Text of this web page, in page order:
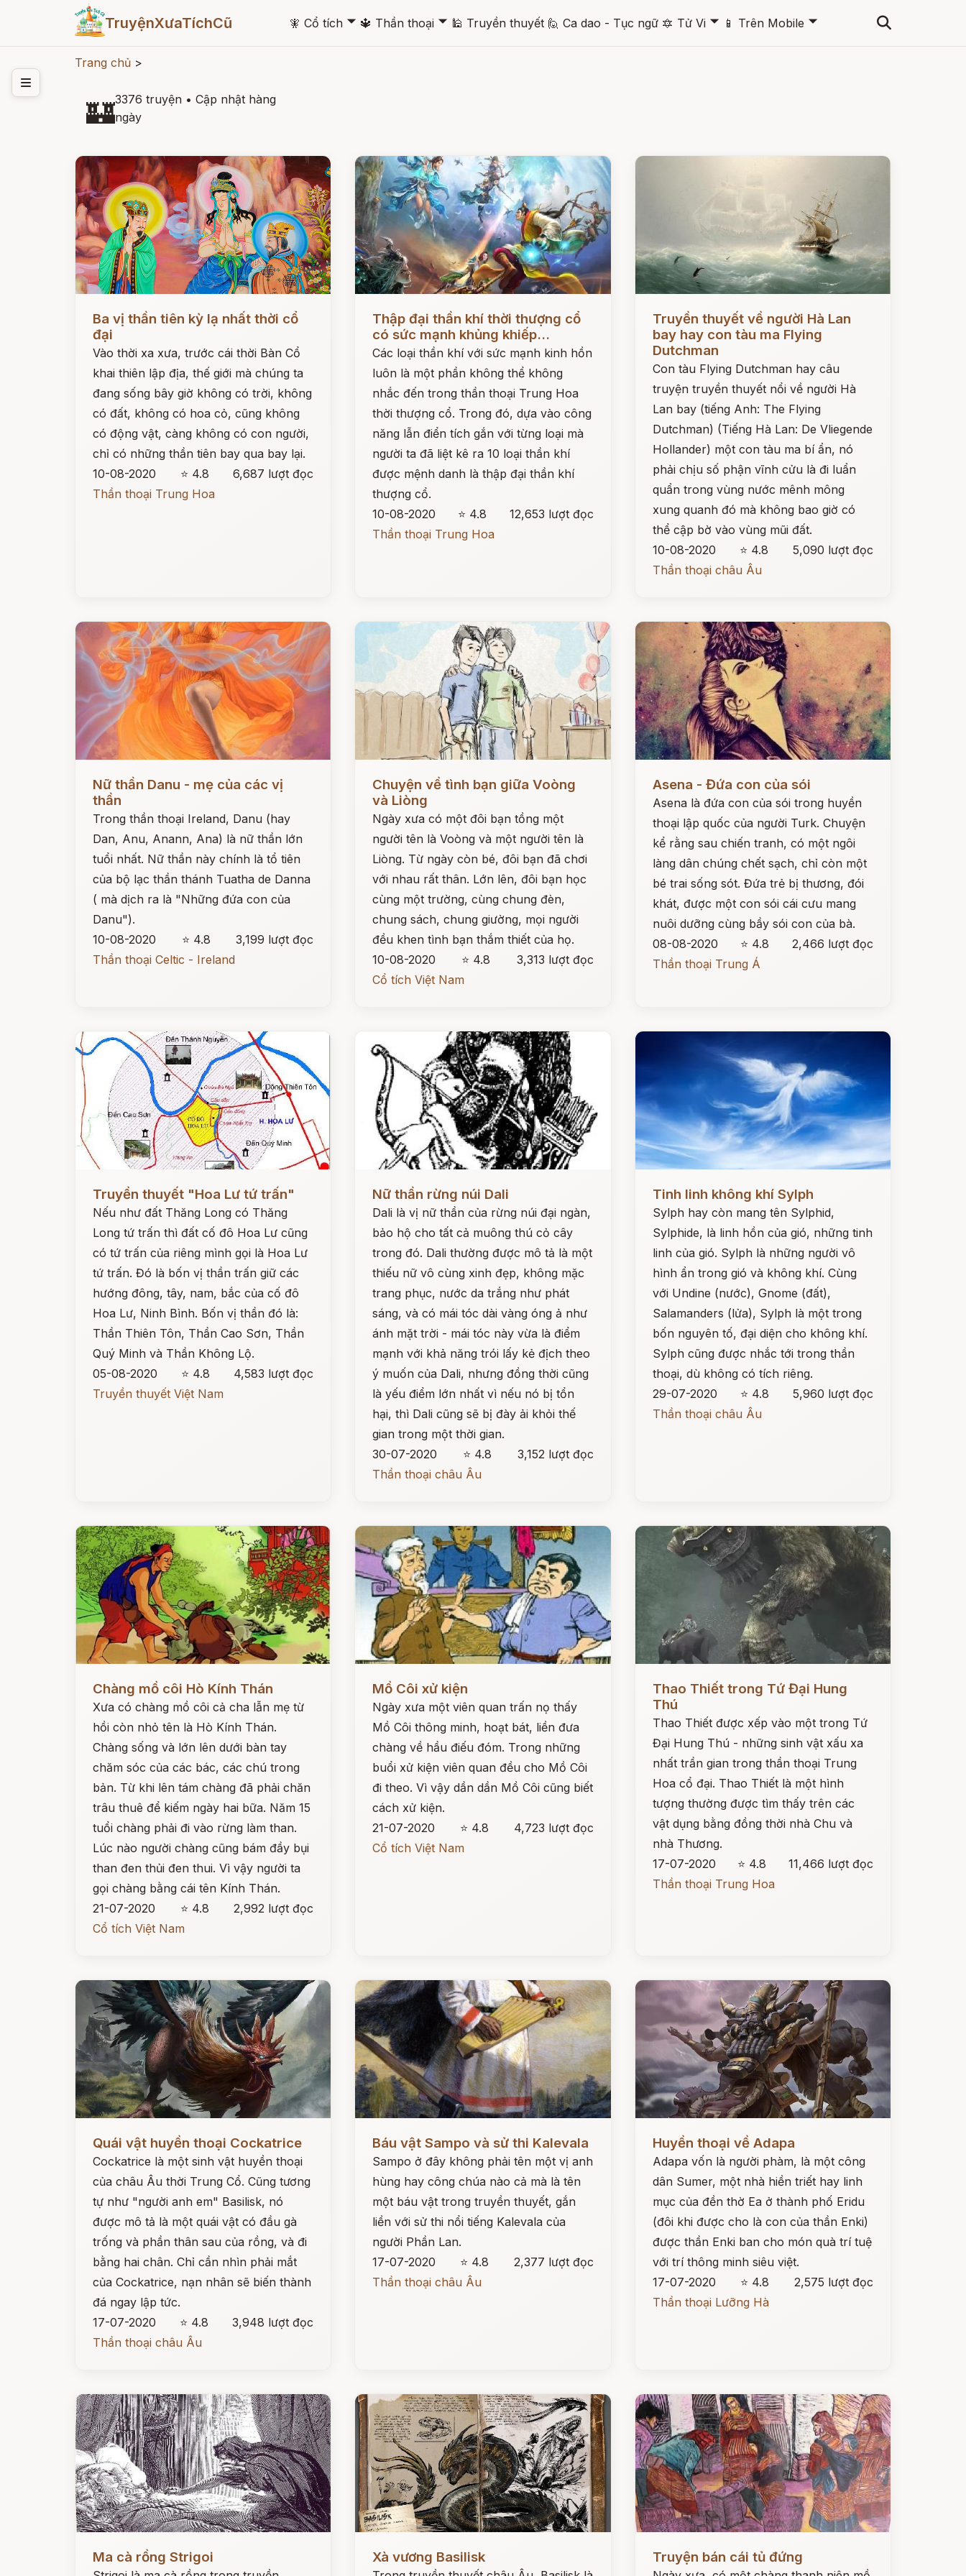
TruyệnXưaTíchCũ 🧚 Cổ tích 🞃 🔱 Thần thoại 🞃 🕌 Truyền thuyết 🙋 Ca dao - Tục ngữ 🔯 Tử Vi 🞃 📱 Trên Mobile 🞃
Trang chủ >
🏰3376 truyện • Cập nhật hàng
ngày
Ba vị thần tiên kỳ lạ nhất thời cổ
đại
Vào thời xa xưa, trước cái thời Bàn Cổ
khai thiên lập địa, thế giới mà chúng ta
đang sống bây giờ không có trời, không
có đất, không có hoa cỏ, cũng không
có động vật, càng không có con người,
chỉ có những thần tiên bay qua bay lại.
10-08-2020
⭐ 4.8
6,687 lượt đọc
Thần thoại Trung Hoa
Thập đại thần khí thời thượng cổ
có sức mạnh khủng khiếp...
Các loại thần khí với sức mạnh kinh hồn
luôn là một phần không thể không
nhắc đến trong thần thoại Trung Hoa
thời thượng cổ. Trong đó, dựa vào công
năng lẫn điển tích gắn với từng loại mà
người ta đã liệt kê ra 10 loại thần khí
được mệnh danh là thập đại thần khí
thượng cổ.
10-08-2020
⭐ 4.8
12,653 lượt đọc
Thần thoại Trung Hoa
Đọc ngay
Truyền thuyết về người Hà Lan
bay hay con tàu ma Flying
Dutchman
Con tàu Flying Dutchman hay câu
truyện truyền thuyết nổi về người Hà
Lan bay (tiếng Anh: The Flying
Dutchman) (Tiếng Hà Lan: De Vliegende
Hollander) một con tàu ma bí ẩn, nó
phải chịu số phận vĩnh cửu là đi luẩn
quẩn trong vùng nước mênh mông
xung quanh đó mà không bao giờ có
thể cập bờ vào vùng mũi đất.
10-08-2020
⭐ 4.8
5,090 lượt đọc
Thần thoại châu Âu
Nữ thần Danu - mẹ của các vị
thần
Trong thần thoại Ireland, Danu (hay
Dan, Anu, Anann, Ana) là nữ thần lớn
tuổi nhất. Nữ thần này chính là tổ tiên
của bộ lạc thần thánh Tuatha de Danna
( mà dịch ra là "Những đứa con của
Danu").
10-08-2020
⭐ 4.8
3,199 lượt đọc
Thần thoại Celtic - Ireland
Chuyện về tình bạn giữa Voòng
và Liòng
Ngày xưa có một đôi bạn tồng một
người tên là Voòng và một người tên là
Liòng. Từ ngày còn bé, đôi bạn đã chơi
với nhau rất thân. Lớn lên, đôi bạn học
cùng một trường, cùng chung đèn,
chung sách, chung giường, mọi người
đều khen tình bạn thắm thiết của họ.
10-08-2020
⭐ 4.8
3,313 lượt đọc
Cổ tích Việt Nam
Asena - Đứa con của sói
Asena là đứa con của sói trong huyền
thoại lập quốc của người Turk. Chuyện
kể rằng sau chiến tranh, có một ngôi
làng dân chúng chết sạch, chỉ còn một
bé trai sống sót. Đứa trẻ bị thương, đói
khát, được một con sói cái cưu mang
nuôi dưỡng cùng bầy sói con của bà.
08-08-2020
⭐ 4.8
2,466 lượt đọc
Thần thoại Trung Á
Đọc ngay
Truyền thuyết "Hoa Lư tứ trấn"
Nếu như đất Thăng Long có Thăng
Long tứ trấn thì đất cố đô Hoa Lư cũng
có tứ trấn của riêng mình gọi là Hoa Lư
tứ trấn. Đó là bốn vị thần trấn giữ các
hướng đông, tây, nam, bắc của cố đô
Hoa Lư, Ninh Bình. Bốn vị thần đó là:
Thần Thiên Tôn, Thần Cao Sơn, Thần
Quý Minh và Thần Không Lộ.
05-08-2020
⭐ 4.8
4,583 lượt đọc
Truyền thuyết Việt Nam
Nữ thần rừng núi Dali
Dali là vị nữ thần của rừng núi đại ngàn,
bảo hộ cho tất cả muông thú cỏ cây
trong đó. Dali thường được mô tả là một
thiếu nữ vô cùng xinh đẹp, không mặc
trang phục, nước da trắng như phát
sáng, và có mái tóc dài vàng óng ả như
ánh mặt trời - mái tóc này vừa là điểm
mạnh với khả năng trói lấy kẻ địch theo
ý muốn của Dali, nhưng đồng thời cũng
là yếu điểm lớn nhất vì nếu nó bị tổn
hại, thì Dali cũng sẽ bị đày ải khỏi thế
gian trong một thời gian.
30-07-2020
⭐ 4.8
3,152 lượt đọc
Thần thoại châu Âu
Tinh linh không khí Sylph
Sylph hay còn mang tên Sylphid,
Sylphide, là linh hồn của gió, những tinh
linh của gió. Sylph là những người vô
hình ẩn trong gió và không khí. Cùng
với Undine (nước), Gnome (đất),
Salamanders (lửa), Sylph là một trong
bốn nguyên tố, đại diện cho không khí.
Sylph cũng được nhắc tới trong thần
thoại, dù không có tích riêng.
29-07-2020
⭐ 4.8
5,960 lượt đọc
Thần thoại châu Âu
Chàng mồ côi Hò Kính Thán
Xưa có chàng mồ côi cả cha lẫn mẹ từ
hồi còn nhỏ tên là Hò Kính Thán.
Chàng sống và lớn lên dưới bàn tay
chăm sóc của các bác, các chú trong
bản. Từ khi lên tám chàng đã phải chăn
trâu thuê để kiếm ngày hai bữa. Năm 15
tuổi chàng phải đi vào rừng làm than.
Lúc nào người chàng cũng bám đầy bụi
than đen thủi đen thui. Vì vậy người ta
gọi chàng bằng cái tên Kính Thán.
21-07-2020
⭐ 4.8
2,992 lượt đọc
Cổ tích Việt Nam
Đọc ngay
Mồ Côi xử kiện
Ngày xưa một viên quan trấn nọ thấy
Mồ Côi thông minh, hoạt bát, liền đưa
chàng về hầu điếu đóm. Trong những
buổi xử kiện viên quan đều cho Mồ Côi
đi theo. Vì vậy dần dần Mồ Côi cũng biết
cách xử kiện.
21-07-2020
⭐ 4.8
4,723 lượt đọc
Cổ tích Việt Nam
Thao Thiết trong Tứ Đại Hung
Thú
Thao Thiết được xếp vào một trong Tứ
Đại Hung Thú - những sinh vật xấu xa
nhất trần gian trong thần thoại Trung
Hoa cổ đại. Thao Thiết là một hình
tượng thường được tìm thấy trên các
vật dụng bằng đồng thời nhà Chu và
nhà Thương.
17-07-2020
⭐ 4.8
11,466 lượt đọc
Thần thoại Trung Hoa
Quái vật huyền thoại Cockatrice
Cockatrice là một sinh vật huyền thoại
của châu Âu thời Trung Cổ. Cũng tương
tự như "người anh em" Basilisk, nó
được mô tả là một quái vật có đầu gà
trống và phần thân sau của rồng, và đi
bằng hai chân. Chỉ cần nhìn phải mắt
của Cockatrice, nạn nhân sẽ biến thành
đá ngay lập tức.
17-07-2020
⭐ 4.8
3,948 lượt đọc
Thần thoại châu Âu
Báu vật Sampo và sử thi Kalevala
Sampo ở đây không phải tên một vị anh
hùng hay công chúa nào cả mà là tên
một báu vật trong truyền thuyết, gắn
liền với sử thi nổi tiếng Kalevala của
người Phần Lan.
17-07-2020
⭐ 4.8
2,377 lượt đọc
Thần thoại châu Âu
Đọc ngay
Huyền thoại về Adapa
Adapa vốn là người phàm, là một công
dân Sumer, một nhà hiền triết hay linh
mục của đền thờ Ea ở thành phố Eridu
(đôi khi được cho là con của thần Enki)
được thần Enki ban cho món quà trí tuệ
với trí thông minh siêu việt.
17-07-2020
⭐ 4.8
2,575 lượt đọc
Thần thoại Lưỡng Hà
Ma cà rồng Strigoi Xà vương Basilisk Truyện bán cái tủ đứng